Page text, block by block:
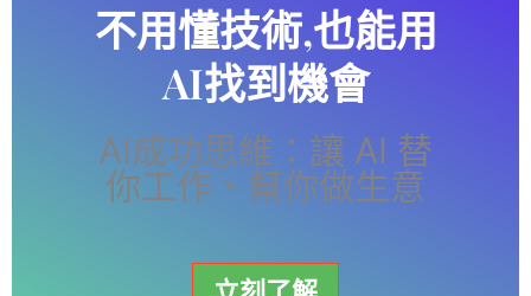
不用懂技術,也能用
AI找到機會
AI成功思維：讓 AI 替
你工作、幫你做生意